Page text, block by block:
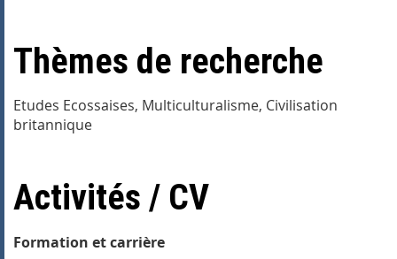
Thèmes de recherche
Etudes Ecossaises, Multiculturalisme, Civilisation
britannique
Activités / CV
Formation et carrière